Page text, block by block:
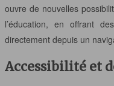
ouvre de nouvelles
l’éducation, en offrant
directement depuis un
Accessibilité et